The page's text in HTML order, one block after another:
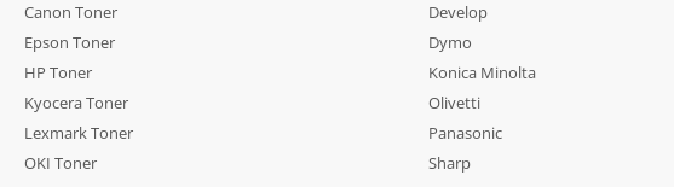
Canon Toner
Epson Toner
HP Toner
Kyocera Toner
Lexmark Toner
OKI Toner
Develop
Dymo
Konica Minolta
Olivetti
Panasonic
Sharp